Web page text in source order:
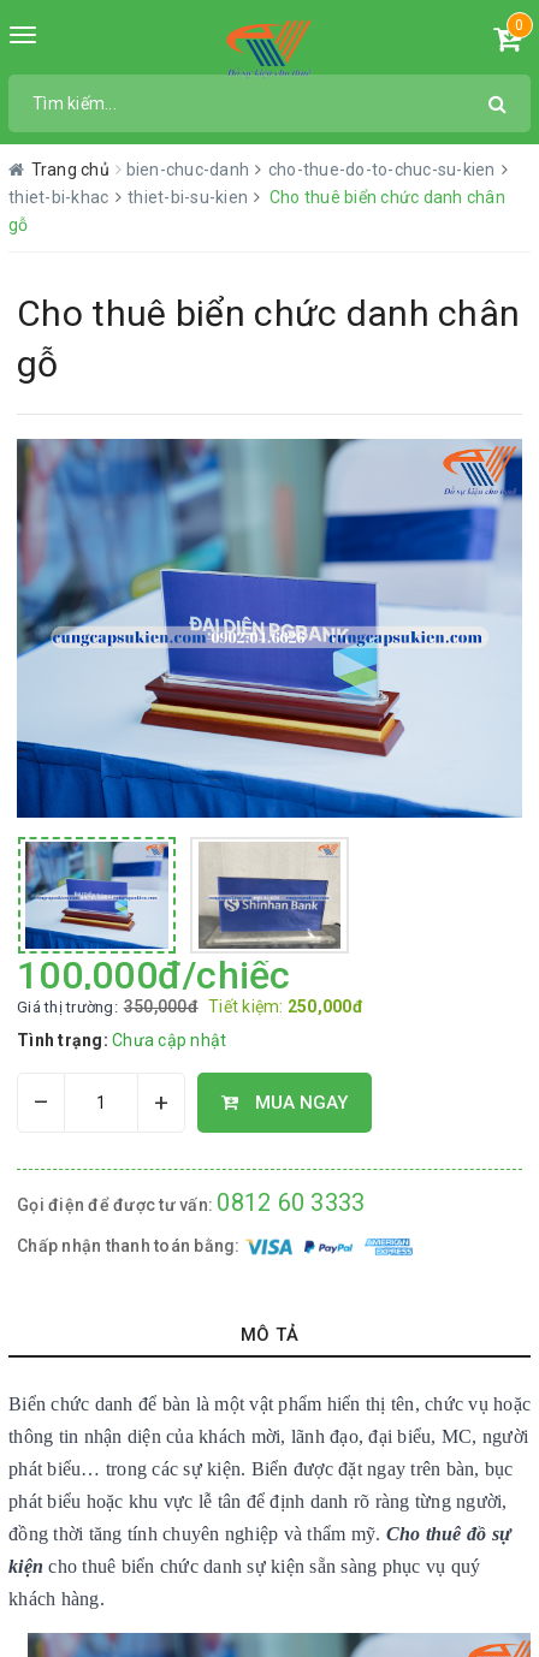
Toggle
0
Trang chủ bien-chuc-danh
cho-thue-do-to-chuc-su-kien
thiet-bi-khac
thiet-bi-su-kien
Cho thuê biển chức danh chân
gỗ
Cho thuê biển chức danh chân
gỗ
100,000đ/chiếc
Giá thị trường: 350,000đ Tiết kiệm: 250,000đ
Tình trạng: Chưa cập nhật
– + MUA NGAY
Gọi điện để được tư vấn: 0812 60 3333
Chấp nhận thanh toán bằng:
MÔ TẢ
Biển chức danh để bàn là một vật phẩm hiển thị tên, chức vụ hoặc
thông tin nhận diện của khách mời, lãnh đạo, đại biểu, MC, người
phát biểu… trong các sự kiện. Biển được đặt ngay trên bàn, bục
phát biểu hoặc khu vực lễ tân để định danh rõ ràng từng người,
đồng thời tăng tính chuyên nghiệp và thẩm mỹ. Cho thuê đồ sự
kiệncho thuê biển chức danh sự kiện sẵn sàng phục vụ quý
khách hàng.